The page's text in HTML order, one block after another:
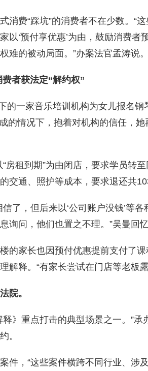
“踩坑”的消费者不在少数。“这
以‘预付享优惠’为由，鼓励消费者
难的被动局面。”办案法官孟涛说。
者获法定“解约权”
一家音乐培训机构为女儿报名钢
的情况下，抱着对机构的信任，
租到期”为由闭店，要求学员转至
交通、照护等成本，要求退还共
，但后来以‘公司账户没钱’等各
询问，他们也置之不理。”吴曼回忆
家长也因预付优惠提前支付了课
解释。“有家长尝试在门店等老板
院。
重点打击的典型场景之一。”承
。
，“这些案件横跨不同行业、涉